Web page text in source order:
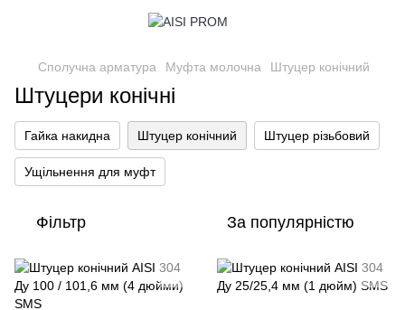
Сполучна арматура Муфта молочна Штуцер конічний
Штуцери конічні
Гайка накидна Штуцер конічний Штуцер різьбовий
Ущільнення для муфт
Фільтр За популярністю